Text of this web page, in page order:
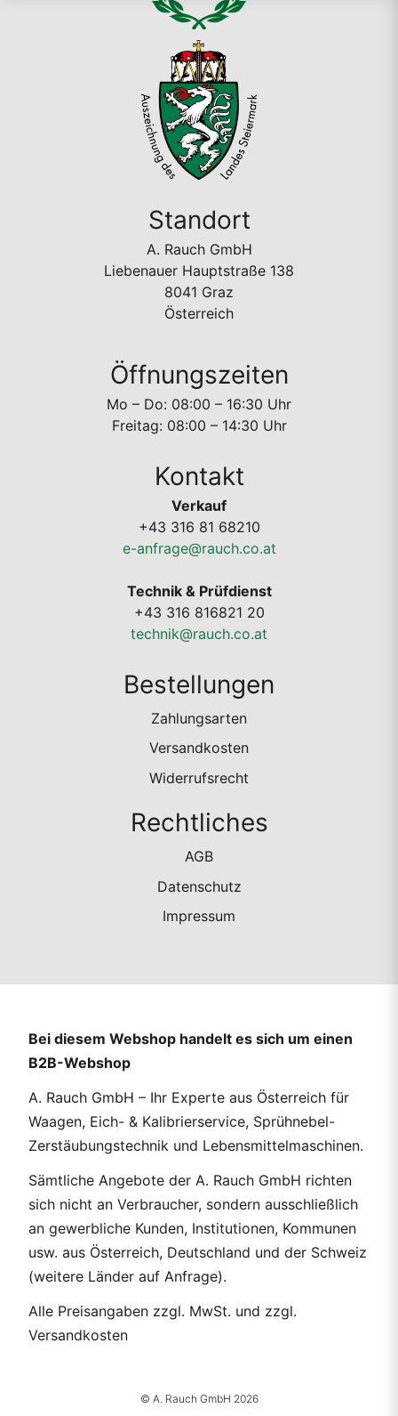
Standort
A. Rauch GmbH
Liebenauer Hauptstraße 138
8041 Graz
Österreich
Öffnungszeiten
Mo – Do: 08:00 – 16:30 Uhr
Freitag: 08:00 – 14:30 Uhr
Kontakt
Verkauf
+43 316 81 68210
e-anfrage@rauch.co.at
Technik & Prüfdienst
+43 316 816821 20
technik@rauch.co.at
Bestellungen
Zahlungsarten
Versandkosten
Widerrufsrecht
Rechtliches
AGB
Datenschutz
Impressum
Bei diesem Webshop handelt es sich um einen
B2B-Webshop
A. Rauch GmbH – Ihr Experte aus Österreich für
Waagen, Eich- & Kalibrierservice, Sprühnebel-
Zerstäubungstechnik und Lebensmittelmaschinen.
Sämtliche Angebote der A. Rauch GmbH richten
sich nicht an Verbraucher, sondern ausschließlich
an gewerbliche Kunden, Institutionen, Kommunen
usw. aus Österreich, Deutschland und der Schweiz
(weitere Länder auf Anfrage).
Alle Preisangaben zzgl. MwSt. und zzgl.
Versandkosten
© A. Rauch GmbH 2026